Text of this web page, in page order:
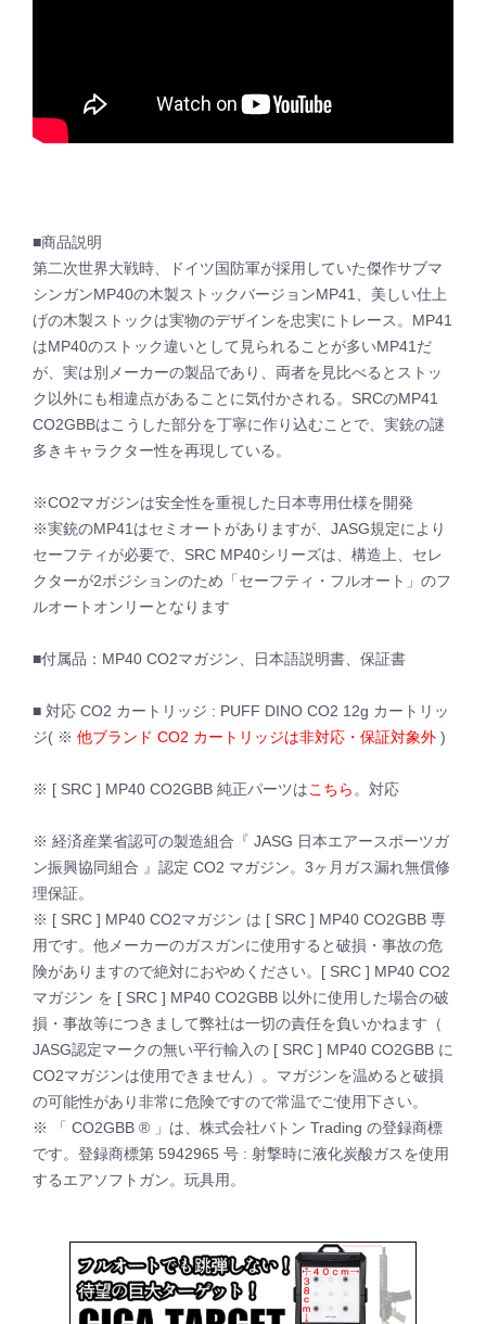
■商品説明
第二次世界大戦時、ドイツ国防軍が採用していた傑作サブマ
シンガンMP40の木製ストックバージョンMP41、美しい仕上
げの木製ストックは実物のデザインを忠実にトレース。MP41
はMP40のストック違いとして見られることが多いMP41だ
が、実は別メーカーの製品であり、両者を見比べるとストッ
ク以外にも相違点があることに気付かされる。SRCのMP41
CO2GBBはこうした部分を丁寧に作り込むことで、実銃の謎
多きキャラクター性を再現している。
※CO2マガジンは安全性を重視した日本専用仕様を開発
※実銃のMP41はセミオートがありますが、JASG規定により
セーフティが必要で、SRC MP40シリーズは、構造上、セレ
クターが2ポジションのため「セーフティ・フルオート」のフ
ルオートオンリーとなります
■付属品：MP40 CO2マガジン、日本語説明書、保証書
■ 対応 CO2 カートリッジ : PUFF DINO CO2 12g カートリッ
ジ( ※ 他ブランド CO2 カートリッジは非対応・保証対象外 )
※ [ SRC ] MP40 CO2GBB 純正パーツはこちら 。対応
※ 経済産業省認可の製造組合『 JASG 日本エアースポーツガ
ン振興協同組合 』認定 CO2 マガジン。3ヶ月ガス漏れ無償修
理保証。
※ [ SRC ] MP40 CO2マガジン は [ SRC ] MP40 CO2GBB 専
用です。他メーカーのガスガンに使用すると破損・事故の危
険がありますので絶対におやめください。[ SRC ] MP40 CO2
マガジン を [ SRC ] MP40 CO2GBB 以外に使用した場合の破
損・事故等につきまして弊社は一切の責任を負いかねます（
JASG認定マークの無い平行輸入の [ SRC ] MP40 CO2GBB に
CO2マガジンは使用できません）。マガジンを温めると破損
の可能性があり非常に危険ですので常温でご使用下さい。
※ 「 CO2GBB ® 」は、株式会社バトン Trading の登録商標
です。登録商標第 5942965 号 : 射撃時に液化炭酸ガスを使用
するエアソフトガン。玩具用。